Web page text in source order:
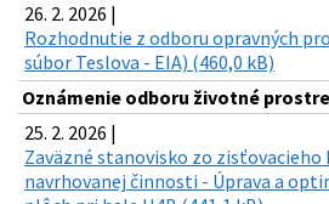
26. 2. 2026 |
Rozhodnutie z odboru opravných
súbor Teslova - EIA) (460,0 kB)
Oznámenie odboru životné
25. 2. 2026 |
Zaväzné stanovisko zo zisťovacieho
navrhovanej činnosti - Úprava a